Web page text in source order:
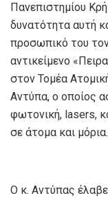
Πανεπιστημίου
δυνατότητα αυτή
προσωπικό του
αντικείμενο
στον Τομέα
Αντύπα, ο οποίος
φωτονική, lasers,
σε άτομα και μόρια.
Ο κ. Αντύπας